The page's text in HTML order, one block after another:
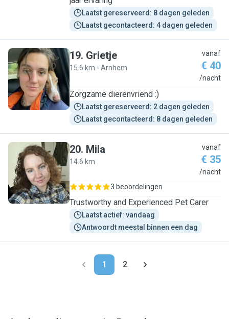
Laatst gereserveerd: 8 dagen geleden
Laatst gecontacteerd: 4 dagen geleden
G
19. Grietje
15.6 km - Arnhem
vanaf
€ 40
/nacht
Zorgzame dierenvriend :)
Laatst gereserveerd: 2 dagen geleden
Laatst gecontacteerd: 8 dagen geleden
M
20. Mila
14.6 km
vanaf
€ 35
/nacht
3 beoordelingen
Trustworthy and Experienced Pet Carer
Laatst actief: vandaag
Antwoordt meestal binnen een dag
1 2